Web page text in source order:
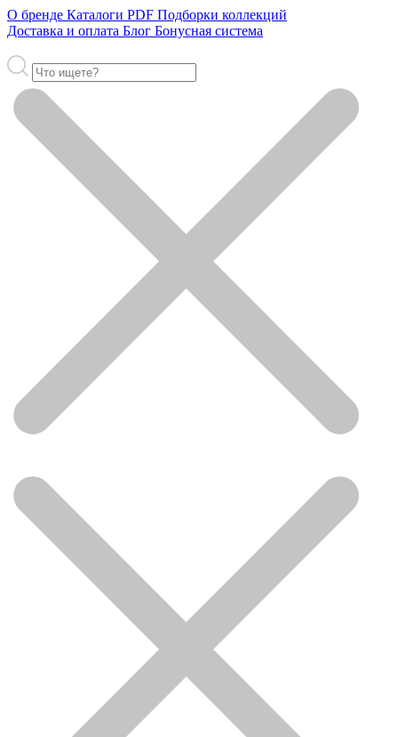
О бренде Каталоги PDF Подборки коллекций
Доставка и оплата Блог Бонусная система